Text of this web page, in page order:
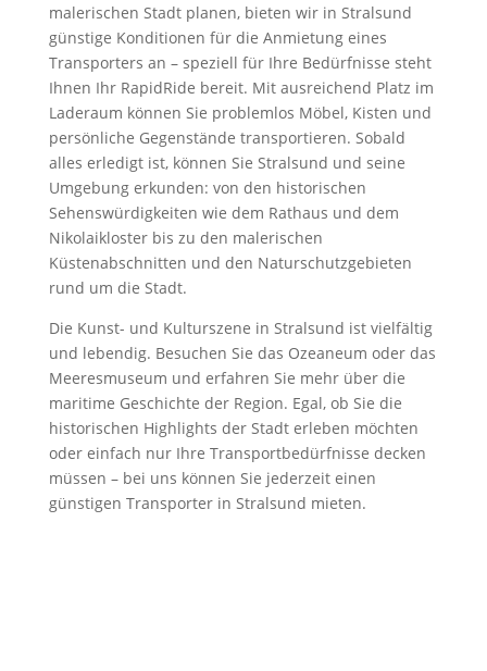
malerischen Stadt planen, bieten wir in Stralsund
günstige Konditionen für die Anmietung eines
Transporters an – speziell für Ihre Bedürfnisse steht
Ihnen Ihr RapidRide bereit. Mit ausreichend Platz im
Laderaum können Sie problemlos Möbel, Kisten und
persönliche Gegenstände transportieren. Sobald
alles erledigt ist, können Sie Stralsund und seine
Umgebung erkunden: von den historischen
Sehenswürdigkeiten wie dem Rathaus und dem
Nikolaikloster bis zu den malerischen
Küstenabschnitten und den Naturschutzgebieten
rund um die Stadt.
Die Kunst- und Kulturszene in Stralsund ist vielfältig
und lebendig. Besuchen Sie das Ozeaneum oder das
Meeresmuseum und erfahren Sie mehr über die
maritime Geschichte der Region. Egal, ob Sie die
historischen Highlights der Stadt erleben möchten
oder einfach nur Ihre Transportbedürfnisse decken
müssen – bei uns können Sie jederzeit einen
günstigen Transporter in Stralsund mieten.